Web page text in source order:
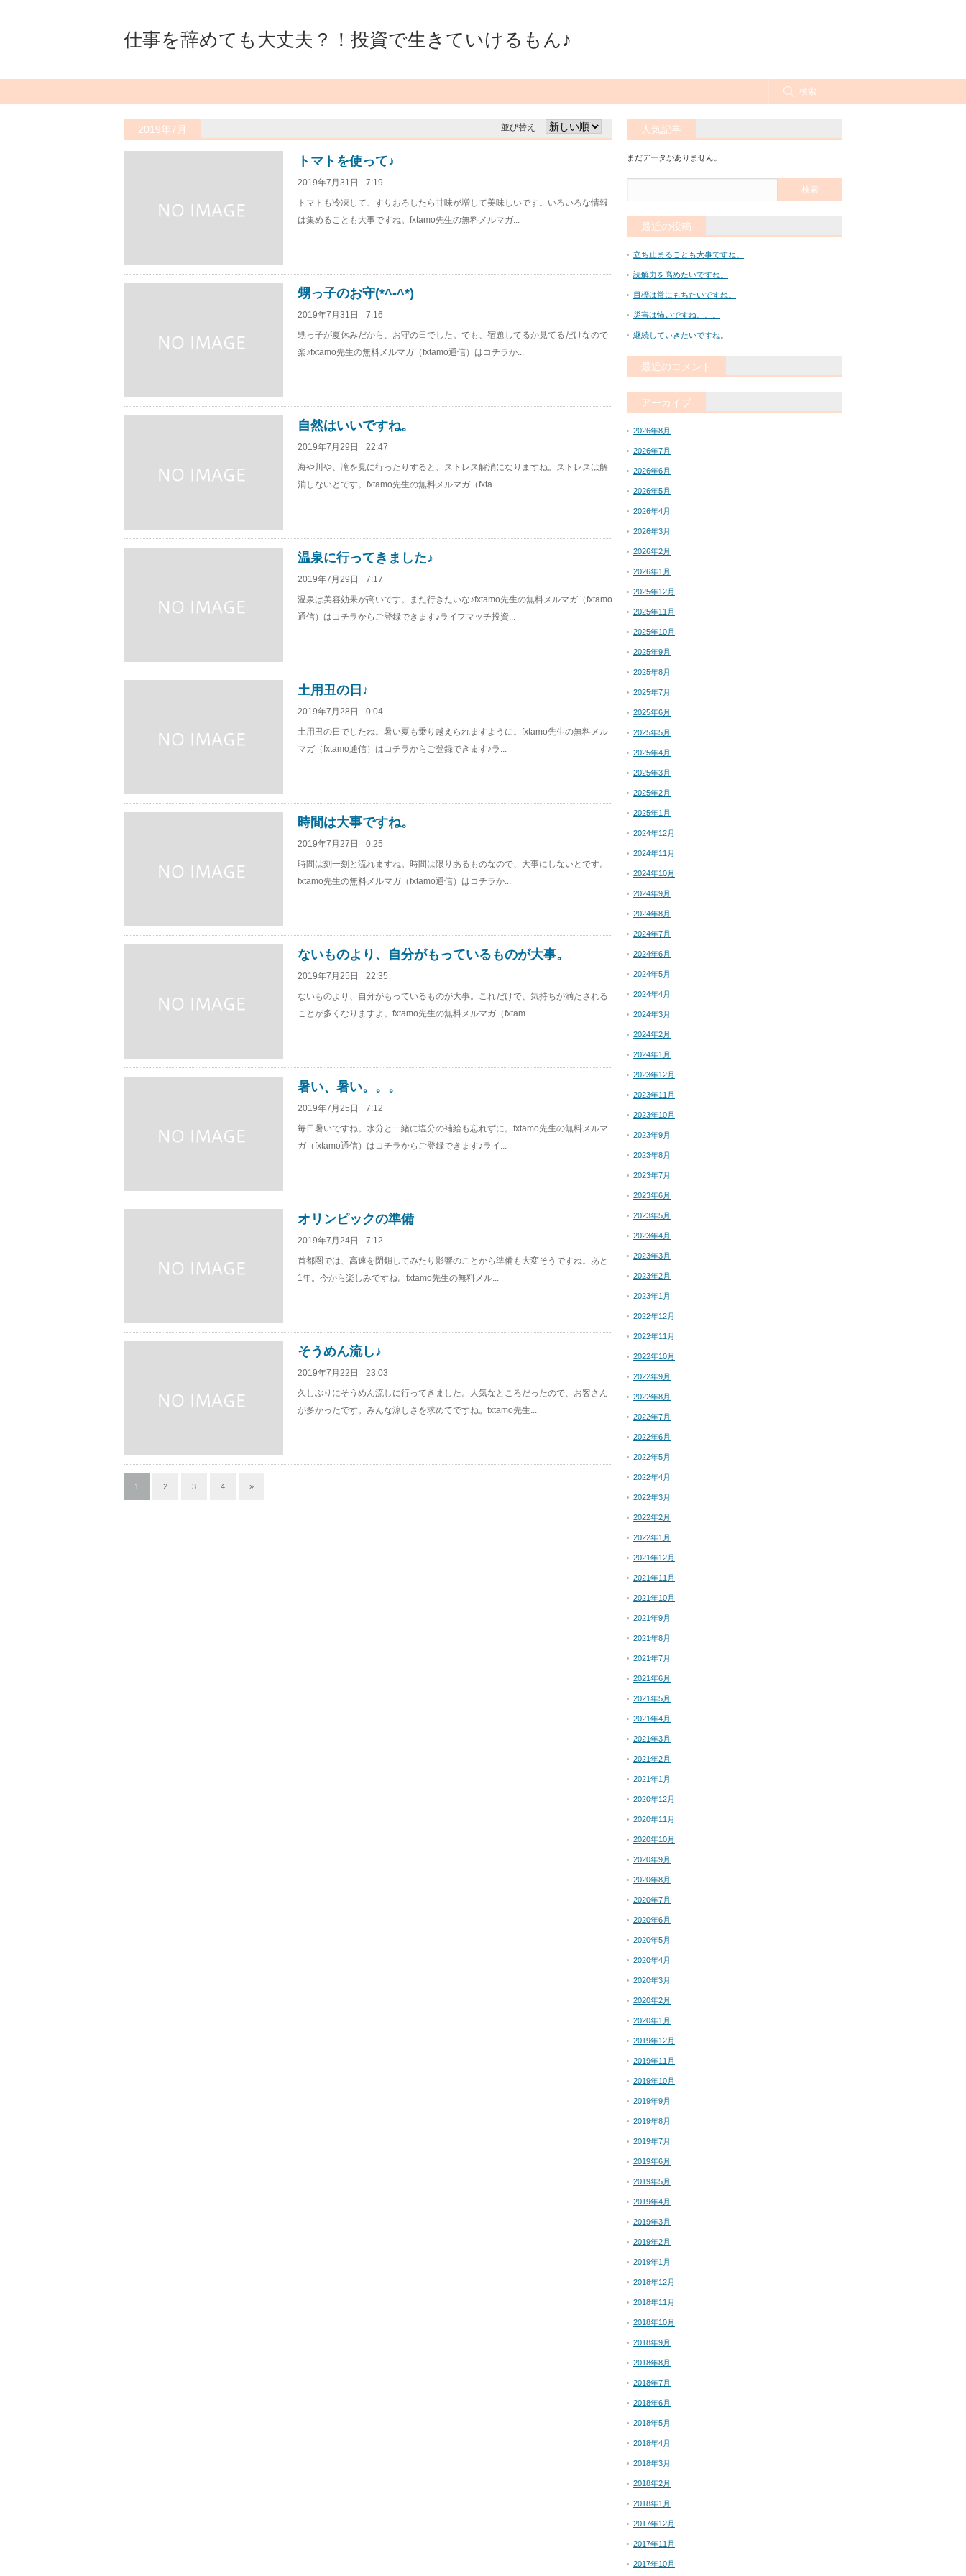
仕事を辞めても大丈夫？！投資で生きていけるもん♪
検索
2019年7月 並び替え
トマトを使って♪
2019年7月31日
7:19
トマトも冷凍して、すりおろしたら甘味が増して美味しいです。いろいろな情報
は集めることも大事ですね。fxtamo先生の無料メルマガ...
甥っ子のお守(*^-^*)
2019年7月31日
7:16
甥っ子が夏休みだから、お守の日でした。でも、宿題してるか見てるだけなので
楽♪fxtamo先生の無料メルマガ（fxtamo通信）はコチラか...
自然はいいですね。
2019年7月29日
22:47
海や川や、滝を見に行ったりすると、ストレス解消になりますね。ストレスは解
消しないとです。fxtamo先生の無料メルマガ（fxta...
温泉に行ってきました♪
2019年7月29日
7:17
温泉は美容効果が高いです。また行きたいな♪fxtamo先生の無料メルマガ（fxtamo
通信）はコチラからご登録できます♪ライフマッチ投資...
土用丑の日♪
2019年7月28日
0:04
土用丑の日でしたね。暑い夏も乗り越えられますように。fxtamo先生の無料メル
マガ（fxtamo通信）はコチラからご登録できます♪ラ...
時間は大事ですね。
2019年7月27日
0:25
時間は刻一刻と流れますね。時間は限りあるものなので、大事にしないとです。
fxtamo先生の無料メルマガ（fxtamo通信）はコチラか...
ないものより、自分がもっているものが大事。
2019年7月25日
22:35
ないものより、自分がもっているものが大事。これだけで、気持ちが満たされる
ことが多くなりますよ。fxtamo先生の無料メルマガ（fxtam...
暑い、暑い。。。
2019年7月25日
7:12
毎日暑いですね。水分と一緒に塩分の補給も忘れずに。fxtamo先生の無料メルマ
ガ（fxtamo通信）はコチラからご登録できます♪ライ...
オリンピックの準備
2019年7月24日
7:12
首都圏では、高速を閉鎖してみたり影響のことから準備も大変そうですね。あと
1年。今から楽しみですね。fxtamo先生の無料メル...
そうめん流し♪
2019年7月22日
23:03
久しぶりにそうめん流しに行ってきました。人気なところだったので、お客さん
が多かったです。みんな涼しさを求めてですね。fxtamo先生...
1 2 3 4 »
人気記事
まだデータがありません。
最近の投稿
立ち止まることも大事ですね。
読解力を高めたいですね。
目標は常にもちたいですね。
災害は怖いですね。。。
継続していきたいですね。
最近のコメント
アーカイブ
2026年8月
2026年7月
2026年6月
2026年5月
2026年4月
2026年3月
2026年2月
2026年1月
2025年12月
2025年11月
2025年10月
2025年9月
2025年8月
2025年7月
2025年6月
2025年5月
2025年4月
2025年3月
2025年2月
2025年1月
2024年12月
2024年11月
2024年10月
2024年9月
2024年8月
2024年7月
2024年6月
2024年5月
2024年4月
2024年3月
2024年2月
2024年1月
2023年12月
2023年11月
2023年10月
2023年9月
2023年8月
2023年7月
2023年6月
2023年5月
2023年4月
2023年3月
2023年2月
2023年1月
2022年12月
2022年11月
2022年10月
2022年9月
2022年8月
2022年7月
2022年6月
2022年5月
2022年4月
2022年3月
2022年2月
2022年1月
2021年12月
2021年11月
2021年10月
2021年9月
2021年8月
2021年7月
2021年6月
2021年5月
2021年4月
2021年3月
2021年2月
2021年1月
2020年12月
2020年11月
2020年10月
2020年9月
2020年8月
2020年7月
2020年6月
2020年5月
2020年4月
2020年3月
2020年2月
2020年1月
2019年12月
2019年11月
2019年10月
2019年9月
2019年8月
2019年7月
2019年6月
2019年5月
2019年4月
2019年3月
2019年2月
2019年1月
2018年12月
2018年11月
2018年10月
2018年9月
2018年8月
2018年7月
2018年6月
2018年5月
2018年4月
2018年3月
2018年2月
2018年1月
2017年12月
2017年11月
2017年10月